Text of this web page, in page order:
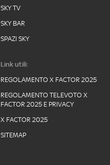
SKY TV
SKY BAR
SPAZI SKY
Link utili:
REGOLAMENTO X FACTOR 2025
REGOLAMENTO TELEVOTO X
FACTOR 2025 E PRIVACY
X FACTOR 2025
SITEMAP